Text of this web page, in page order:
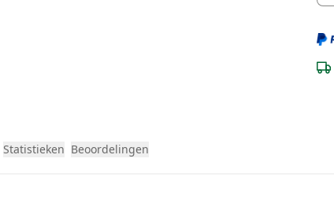
Statistieken Beoordelingen